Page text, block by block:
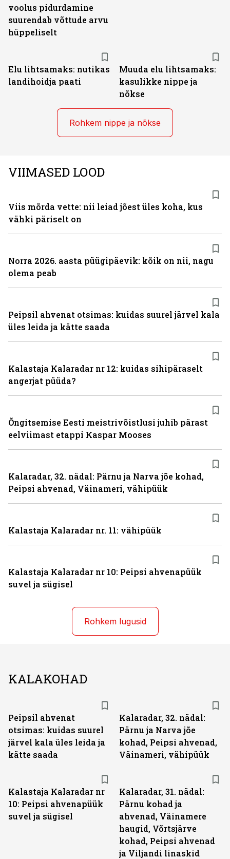
voolus pidurdamine
suurendab võttude arvu
hüppeliselt
Elu lihtsamaks: nutikas
landihoidja paati
Muuda elu lihtsamaks:
kasulikke nippe ja
nõkse
Rohkem nippe ja nõkse
VIIMASED LOOD
Viis mõrda vette: nii leiad jõest üles koha, kus
vähki päriselt on
Norra 2026. aasta püügipäevik: kõik on nii, nagu
olema peab
Peipsil ahvenat otsimas: kuidas suurel järvel kala
üles leida ja kätte saada
Kalastaja Kalaradar nr 12: kuidas sihipäraselt
angerjat püüda?
Õngitsemise Eesti meistrivõistlusi juhib pärast
eelviimast etappi Kaspar Mooses
Kalaradar, 32. nädal: Pärnu ja Narva jõe kohad,
Peipsi ahvenad, Väinameri, vähipüük
Kalastaja Kalaradar nr. 11: vähipüük
Kalastaja Kalaradar nr 10: Peipsi ahvenapüük
suvel ja sügisel
Rohkem lugusid
KALAKOHAD
Peipsil ahvenat
otsimas: kuidas suurel
järvel kala üles leida ja
kätte saada
Kalaradar, 32. nädal:
Pärnu ja Narva jõe
kohad, Peipsi ahvenad,
Väinameri, vähipüük
Kalastaja Kalaradar nr
10: Peipsi ahvenapüük
suvel ja sügisel
Kalaradar, 31. nädal:
Pärnu kohad ja
ahvenad, Väinamere
haugid, Võrtsjärve
kohad, Peipsi ahvenad
ja Viljandi linaskid